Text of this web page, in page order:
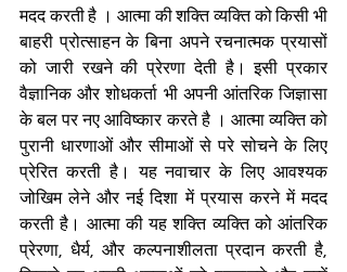
मदद करती है । आत्मा की शक्ति व्यक्ति को किसी भी
बाहरी प्रोत्साहन के बिना अपने रचनात्मक प्रयासों
को जारी रखने की प्रेरणा देती है। इसी प्रकार
वैज्ञानिक और शोधकर्ता भी अपनी आंतरिक जिज्ञासा
के बल पर नए आविष्कार करते है । आत्मा व्यक्ति को
पुरानी धारणाओं और सीमाओं से परे सोचने के लिए
प्रेरित करती है। यह नवाचार के लिए आवश्यक
जोखिम लेने और नई दिशा में प्रयास करने में मदद
करती है। आत्मा की यह शक्ति व्यक्ति को आंतरिक
प्रेरणा, धैर्य, और कल्पनाशीलता प्रदान करती है,